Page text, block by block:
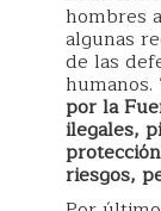
hombres
algunas
de las
humanos.
por la
ilegales,
riesgos,